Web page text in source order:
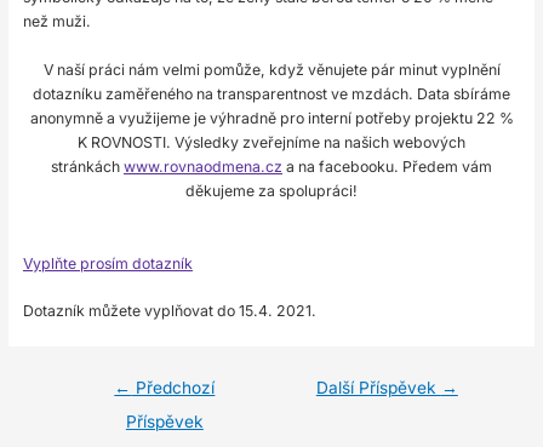
než muži.
V naší práci nám velmi pomůže, když věnujete pár minut vyplnění
dotazníku zaměřeného na transparentnost ve mzdách. Data sbíráme
anonymně a využijeme je výhradně pro interní potřeby projektu 22 %
K ROVNOSTI. Výsledky zveřejníme na našich webových
stránkách www.rovnaodmena.cz a na facebooku. Předem vám
děkujeme za spolupráci!
Vyplňte prosím dotazník
Dotazník můžete vyplňovat do 15.4. 2021.
← Předchozí
Příspěvek
Další Příspěvek →